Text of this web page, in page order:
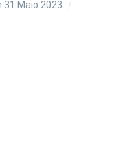
31 Maio 2023